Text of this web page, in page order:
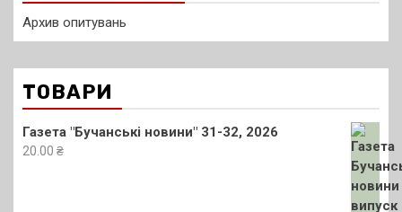
Архив опитувань
ТОВАРИ
Газета "Бучанські новини" 31-32, 2026
20.00 ₴